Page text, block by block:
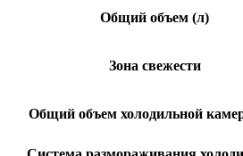
Общий объем (л)
Зона свежести
Общий объем холодильной